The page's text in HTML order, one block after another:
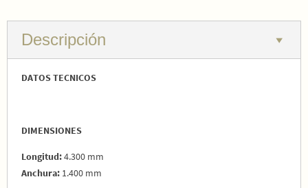
Descripción
DATOS TECNICOS
DIMENSIONES
Longitud:4.300 mm
Anchura: 1.400 mm